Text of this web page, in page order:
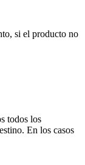
si el producto no
todos los
En los casos